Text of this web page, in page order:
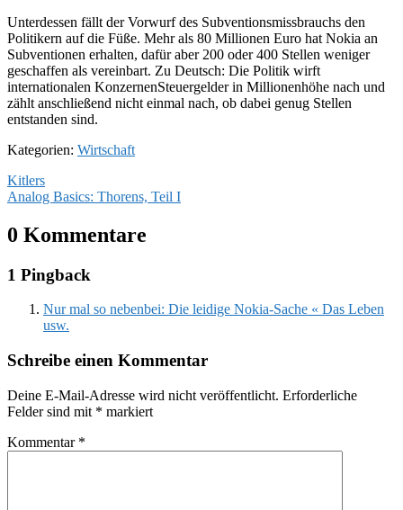
Unterdessen fällt der Vorwurf des Subventionsmissbrauchs den
Politikern auf die Füße. Mehr als 80 Millionen Euro hat Nokia an
Subventionen erhalten, dafür aber 200 oder 400 Stellen weniger
geschaffen als vereinbart. Zu Deutsch: Die Politik wirft
internationalen KonzernenSteuergelder in Millionenhöhe nach und
zählt anschließend nicht einmal nach, ob dabei genug Stellen
entstanden sind.
Kategorien: Wirtschaft
Beitragsnavigation
Kitlers
Analog Basics: Thorens, Teil I
0 Kommentare
1 Pingback
Nur mal so nebenbei: Die leidige Nokia-Sache « Das Leben
usw.
Schreibe einen Kommentar
Deine E-Mail-Adresse wird nicht veröffentlicht. Erforderliche
Felder sind mit * markiert
Kommentar *